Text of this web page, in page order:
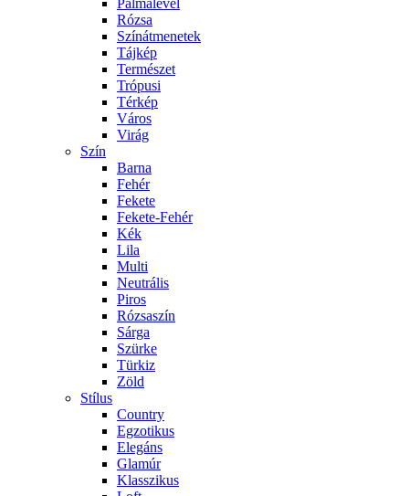
Pálmalevél
Rózsa
Színátmenetek
Tájkép
Természet
Trópusi
Térkép
Város
Virág
Szín
Barna
Fehér
Fekete
Fekete-Fehér
Kék
Lila
Multi
Neutrális
Piros
Rózsaszín
Sárga
Szürke
Türkiz
Zöld
Stílus
Country
Egzotikus
Elegáns
Glamúr
Klasszikus